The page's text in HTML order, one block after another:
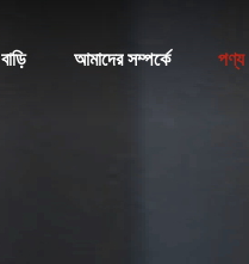
বাড়ি আমাদের সম্পর্কে পণ্য